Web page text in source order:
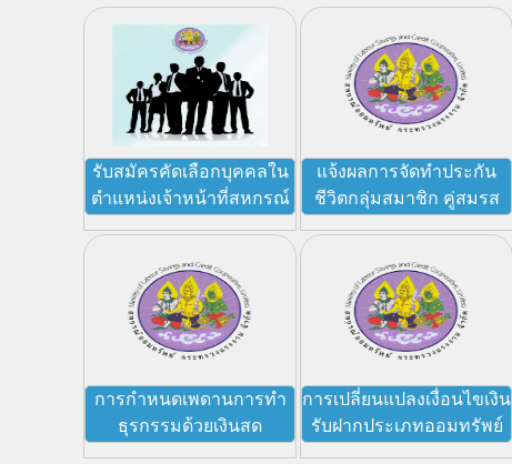
รับสมัครคัดเลือกบุคคลใน
ตำแหน่งเจ้าหน้าที่สหกรณ์
แจ้งผลการจัดทำประกัน
ชีวิตกลุ่มสมาชิก คู่สมรส
คุ้มครองสินเชื่อเงินกู้สามัญ
ปี 2570
การกำหนดเพดานการทำ
ธุรกรรมด้วยเงินสด
การเปลี่ยนแปลงเงื่อนไขเงิน
รับฝากประเภทออมทรัพย์